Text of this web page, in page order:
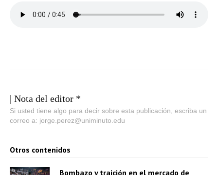
| Nota del editor *
Si usted tiene algo para decir sobre esta publicación, escriba un
correo a: jorge.perez@uniminuto.edu
Otros contenidos
Bombazo y traición en el mercado de